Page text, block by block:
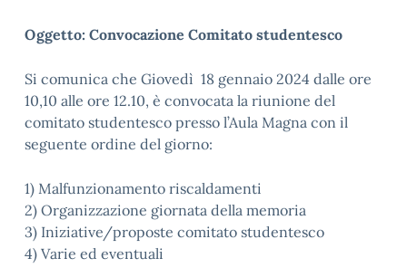
Oggetto: Convocazione Comitato studentesco
Si comunica che Giovedì 18 gennaio 2024 dalle ore
10,10 alle ore 12.10, è convocata la riunione del
comitato studentesco presso l’Aula Magna con il
seguente ordine del giorno:
1) Malfunzionamento riscaldamenti
2) Organizzazione giornata della memoria
3) Iniziative/proposte comitato studentesco
4) Varie ed eventuali